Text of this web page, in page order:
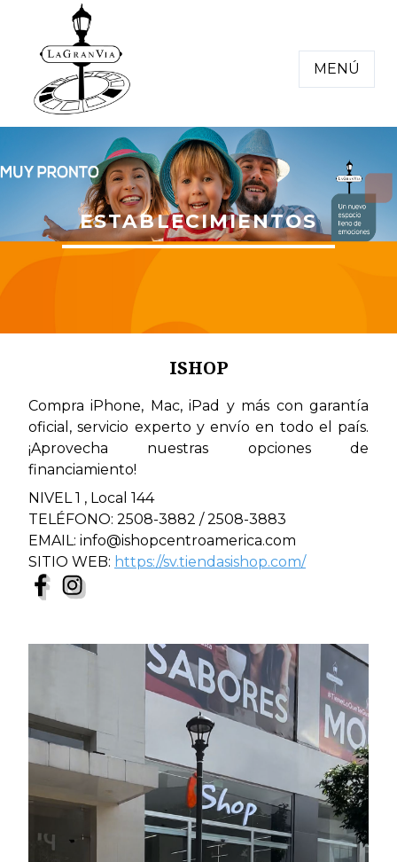
MENÚ
ESTABLECIMIENTOS
ISHOP
Compra iPhone, Mac, iPad y más con garantía
oficial, servicio experto y envío en todo el país.
¡Aprovecha nuestras opciones de
financiamiento!
NIVEL 1 , Local 144
TELÉFONO: 2508-3882 / 2508-3883
EMAIL: info@ishopcentroamerica.com
SITIO WEB: https://sv.tiendasishop.com/